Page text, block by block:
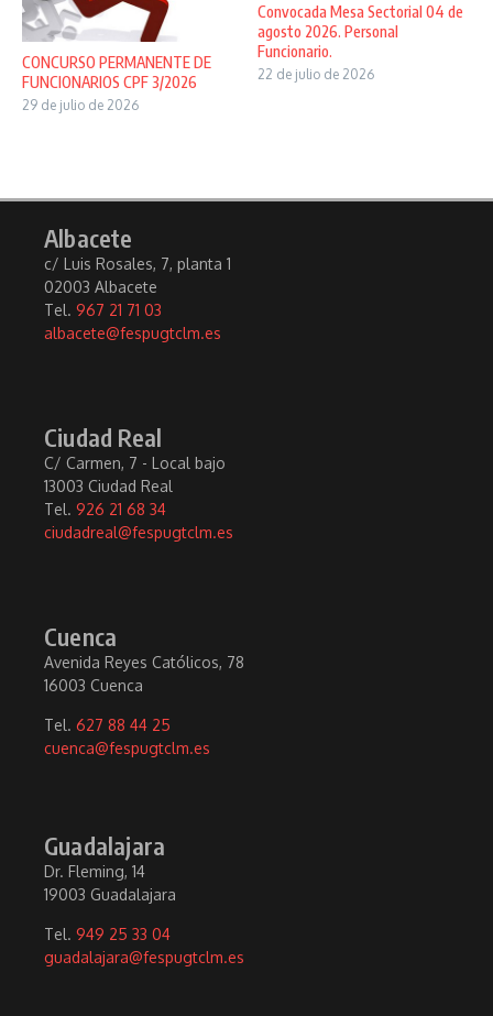
CONCURSO PERMANENTE DE
FUNCIONARIOS CPF 3/2026
29 de julio de 2026
Convocada Mesa Sectorial 04 de
agosto 2026. Personal
Funcionario.
22 de julio de 2026
Albacete
c/ Luis Rosales, 7, planta 1
02003 Albacete
Tel. 967 21 71 03
albacete@fespugtclm.es
Ciudad Real
C/ Carmen, 7 - Local bajo
13003 Ciudad Real
Tel. 926 21 68 34
ciudadreal@fespugtclm.es
Cuenca
Avenida Reyes Católicos, 78
16003 Cuenca
Tel. 627 88 44 25
cuenca@fespugtclm.es
Guadalajara
Dr. Fleming, 14
19003 Guadalajara
Tel. 949 25 33 04
guadalajara@fespugtclm.es